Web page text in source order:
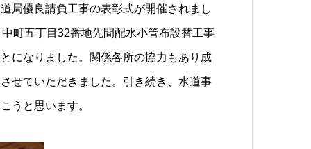
局優良請負工事の表彰式が開催されまし
町五丁目32番地先間配水小管布設替工事
になりました。関係各所の協力もあり成
せていただきました。引き続き、水道事
うと思います。